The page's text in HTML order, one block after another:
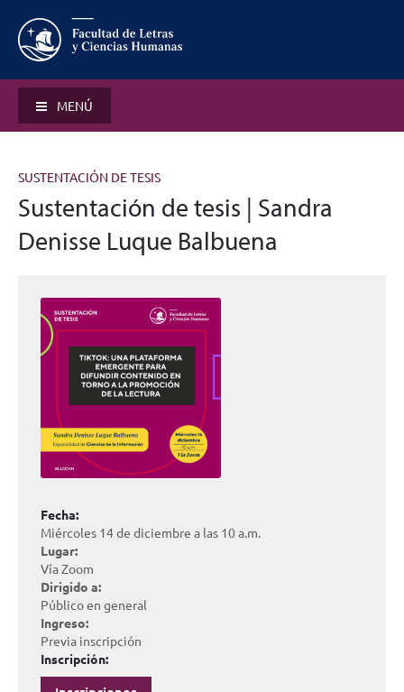
MENÚ
SUSTENTACIÓN DE TESIS
Sustentación de tesis | Sandra
Denisse Luque Balbuena
Fecha:
Miércoles 14 de diciembre a las 10 a.m.
Lugar:
Vía Zoom
Dirigido a:
Público en general
Ingreso:
Previa inscripción
Inscripción: